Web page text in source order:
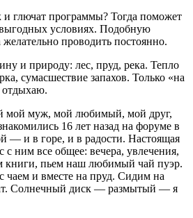
и глючат программы? Тогда поможет
условиях. Подобную
проводить постоянно.
и природу: лес, пруд, река. Тепло
сумасшествие запахов. Только «на
отдыхаю.
мой муж, мой любимый, мой друг,
16 лет назад на форуме в
— и в горе, и в радости. Настоящая
с ним все общее: вечера, увлечения,
пьем наш любимый чай пуэр.
чаем и вместе на пруд. Сидим на
Солнечный диск — размытый — я